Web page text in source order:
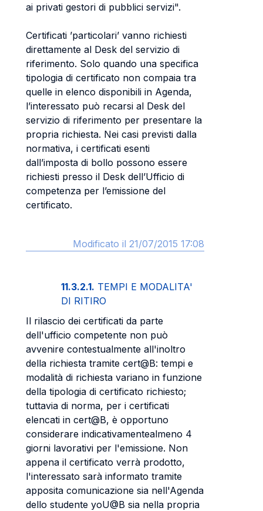
ai privati gestori di pubblici servizi".
Certificati ’particolari’ vanno richiesti
direttamente al Desk del servizio di
riferimento. Solo quando una specifica
tipologia di certificato non compaia tra
quelle in elenco disponibili in Agenda,
l’interessato può recarsi al Desk del
servizio di riferimento per presentare la
propria richiesta. Nei casi previsti dalla
normativa, i certificati esenti
dall’imposta di bollo possono essere
richiesti presso il Desk dell’Ufficio di
competenza per l’emissione del
certificato.
Modificato il 21/07/2015 17:08
11.3.2.1. TEMPI E MODALITA'
DI RITIRO
Il rilascio dei certificati da parte
dell'ufficio competente non può
avvenire contestualmente all'inoltro
della richiesta tramite cert@B: tempi e
modalità di richiesta variano in funzione
della tipologia di certificato richiesto;
tuttavia di norma, per i certificati
elencati in cert@B, è opportuno
considerare indicativamentealmeno 4
giorni lavorativi per l'emissione. Non
appena il certificato verrà prodotto,
l'interessato sarà informato tramite
apposita comunicazione sia nell'Agenda
dello studente yoU@B sia nella propria